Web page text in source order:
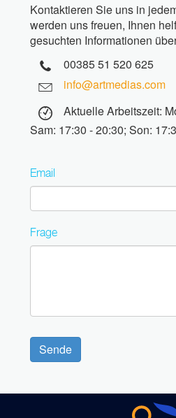
Kontaktieren Sie uns in
werden uns freuen, Ihnen
gesuchten Informationen
00385 51 520 625
info@artmedias.com
Aktuelle Arbeitszeit:
Sam: 17:30 - 20:30; Son:
Email
Frage
Sende